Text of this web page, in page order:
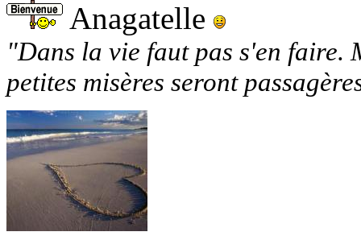
Anagatelle
"Dans la vie faut pas s'en faire.
petites misères seront